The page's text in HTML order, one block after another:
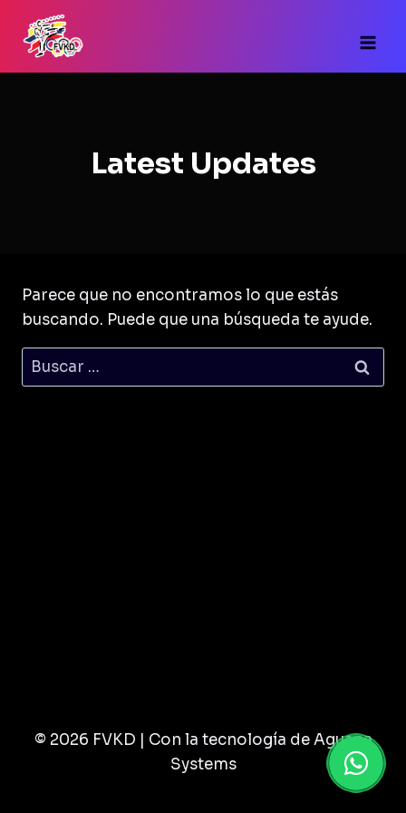
contenido
Latest Updates
Parece que no encontramos lo que estás
buscando. Puede que una búsqueda te ayude.
Buscar:
© 2026 FVKD | Con la tecnología de Aguana
Systems